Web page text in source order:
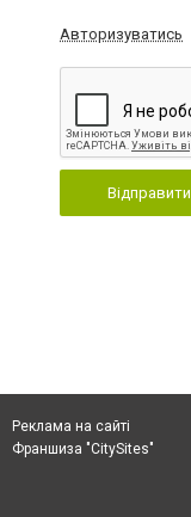
Авторизуватись
Відправити
Реклама на сайті
Франшиза "CitySites"